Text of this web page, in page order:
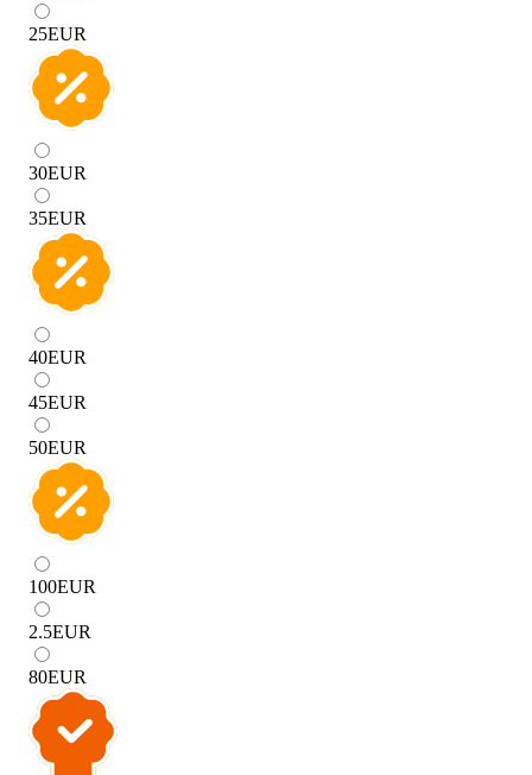
25EUR
30EUR
35EUR
40EUR
45EUR
50EUR
100EUR
2.5EUR
80EUR